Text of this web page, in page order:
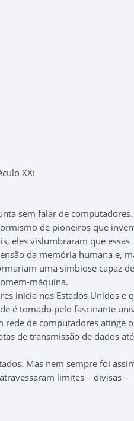
XXI
sem falar de
de pioneiros que
eles vislumbraram que essas
da memória humana e,
uma simbiose capaz de
máquina.
inicia nos Estados Unidos e
é tomado pelo fascinante
rede de computadores atinge
de transmissão de dados até
Mas nem sempre foi
limites – divisas –